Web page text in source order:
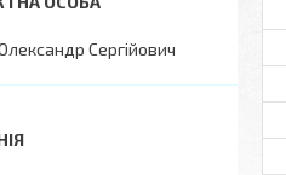
Сергійович